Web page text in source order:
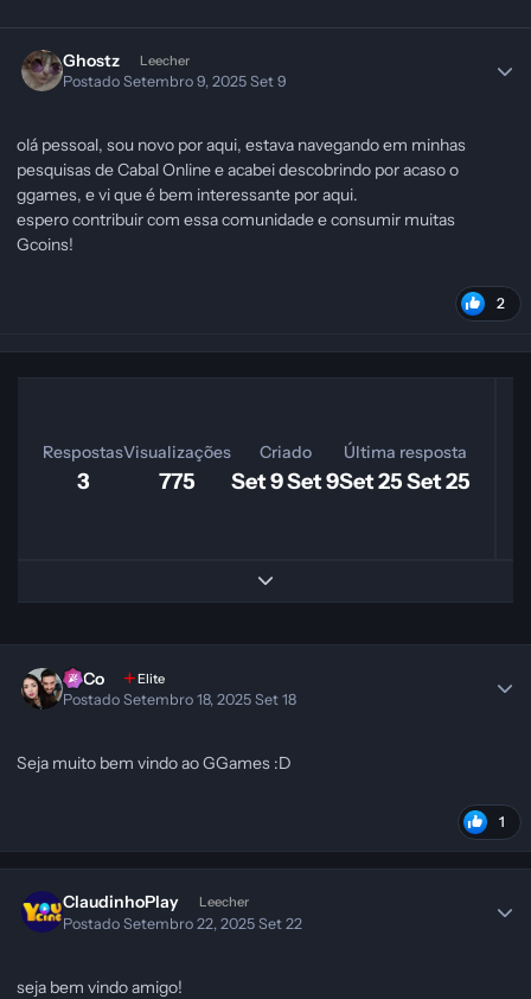
Ghostz Leecher
PostadoSetembro 9, 2025Set 9
olá pessoal, sou novo por aqui, estava navegando em minhas
pesquisas de Cabal Online e acabei descobrindo por acaso o
ggames, e vi que é bem interessante por aqui.
espero contribuir com essa comunidade e consumir muitas
Gcoins!
2
Respostas
3
Visualizações
775
Criado
Set 9Set 9
Última resposta
Set 25Set 25
Expand topic overview
SeCo Elite
PostadoSetembro 18, 2025Set 18
Seja muito bem vindo ao GGames :D
1
ClaudinhoPlay Leecher
PostadoSetembro 22, 2025Set 22
seja bem vindo amigo!